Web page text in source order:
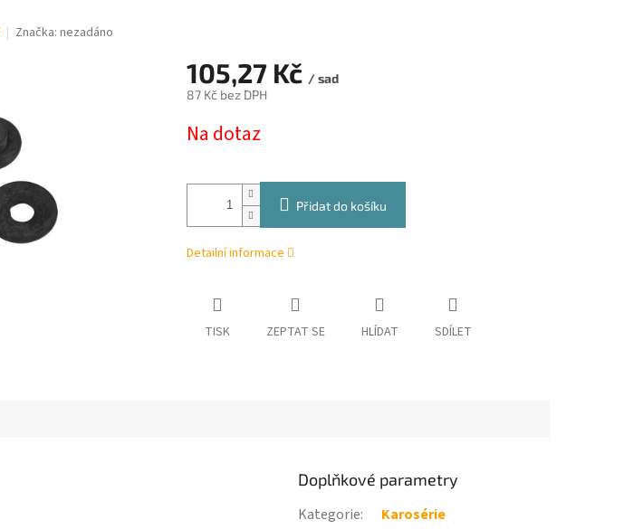
Značka: nezadáno
105,27 Kč / sad
87 Kč bez DPH
cena:
Na dotaz
Přidat do košíku
Detailní informace
TISK ZEPTAT SE HLÍDAT SDÍLET
Doplňkové parametry
Kategorie: Karosérie